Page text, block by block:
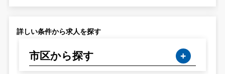
詳しい条件から求人を探す
市区から探す